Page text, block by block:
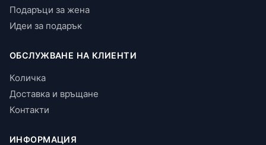
Подаръци за жена
Идеи за подарък
ОБСЛУЖВАНЕ НА КЛИЕНТИ
Количка
Доставка и връщане
Контакти
ИНФОРМАЦИЯ